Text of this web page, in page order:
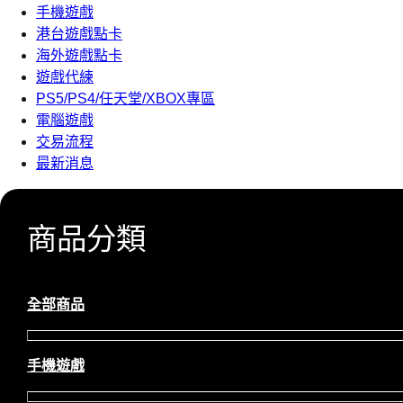
手機遊戲
港台遊戲點卡
海外遊戲點卡
遊戲代練
PS5/PS4/任天堂/XBOX專區
電腦遊戲
交易流程
最新消息
商品分類
全部商品
手機遊戲